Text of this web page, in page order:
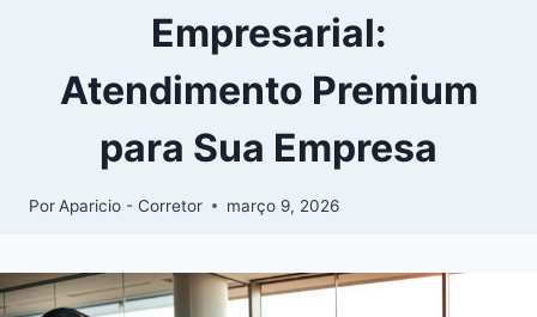
Empresarial:
Atendimento Premium
para Sua Empresa
Por Aparicio - Corretor março 9, 2026